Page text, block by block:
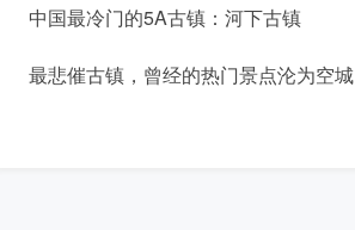
中国最冷门的5A古镇：河下古镇
最悲催古镇，曾经的热门景点沦为空城